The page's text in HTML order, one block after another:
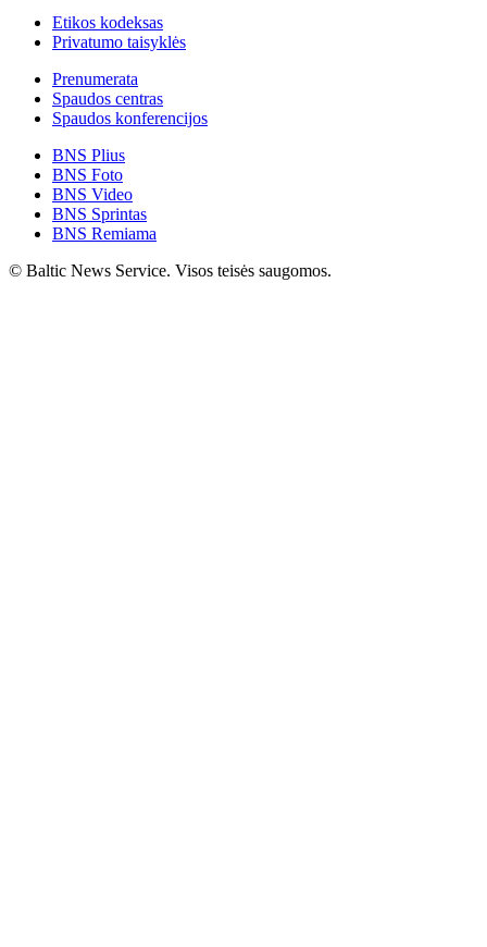
Etikos kodeksas
Privatumo taisyklės
Prenumerata
Spaudos centras
Spaudos konferencijos
BNS Plius
BNS Foto
BNS Video
BNS Sprintas
BNS Remiama
© Baltic News Service. Visos teisės saugomos.